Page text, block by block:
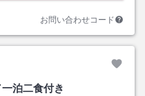
お問い合わせコード
泊二食付き